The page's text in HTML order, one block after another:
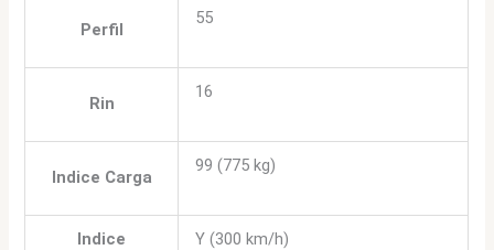
Perfil
55
Rin
16
Indice Carga
99 (775 kg)
Indice
Y (300 km/h)